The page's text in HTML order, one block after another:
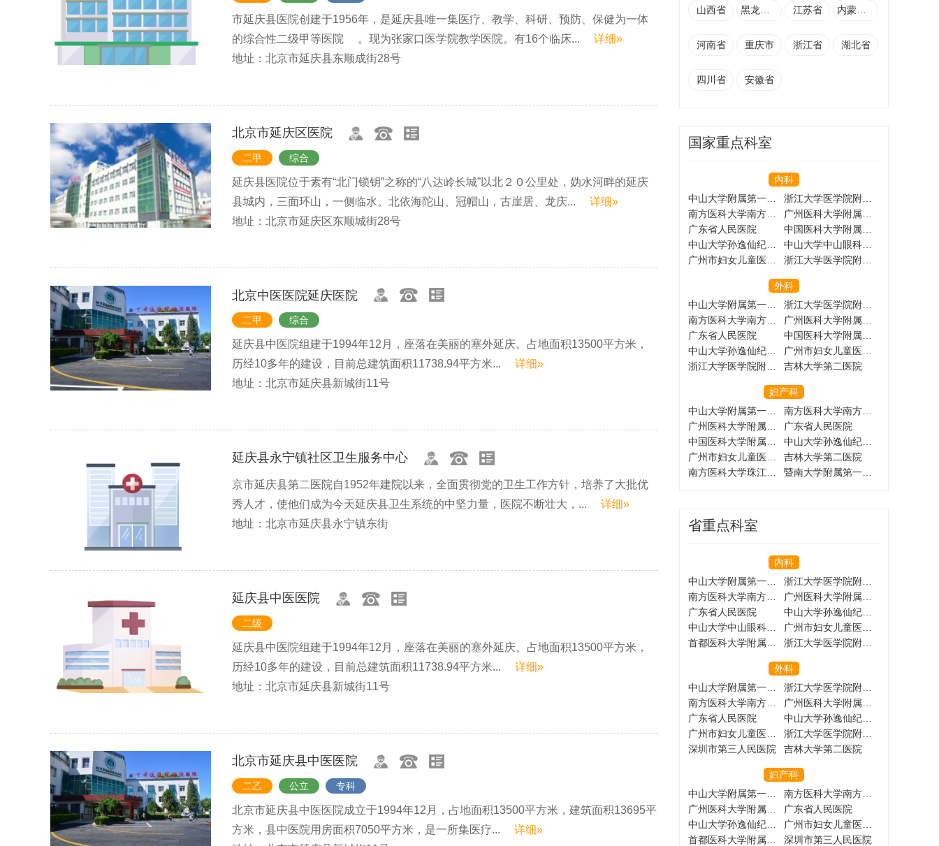
市延庆县医院创建于1956年，是延庆县唯一集医疗、教学、科研、预防、保健为一体
的综合性二级甲等医院 。现为张家口医学院教学医院。有16个临床... 详细»
地址：北京市延庆县东顺成街28号
北京市延庆区医院
二甲 综合
延庆县医院位于素有“北门锁钥”之称的“八达岭长城”以北２０公里处，妫水河畔的延庆
县城内，三面环山，一侧临水。北依海陀山、冠帽山，古崖居、龙庆... 详细»
地址：北京市延庆区东顺城街28号
北京中医医院延庆医院
二甲 综合
延庆县中医院组建于1994年12月，座落在美丽的塞外延庆。占地面积13500平方米，
历经10多年的建设，目前总建筑面积11738.94平方米... 详细»
地址：北京市延庆县新城街11号
延庆县永宁镇社区卫生服务中心
京市延庆县第二医院自1952年建院以来，全面贯彻党的卫生工作方针，培养了大批优
秀人才，使他们成为今天延庆县卫生系统的中坚力量，医院不断壮大，... 详细»
地址：北京市延庆县永宁镇东街
延庆县中医医院
二级
延庆县中医院组建于1994年12月，座落在美丽的塞外延庆。占地面积13500平方米，
历经10多年的建设，目前总建筑面积11738.94平方米... 详细»
地址：北京市延庆县新城街11号
北京市延庆县中医医院
二乙 公立 专科
北京市延庆县中医医院成立于1994年12月，占地面积13500平方米，建筑面积13695平
方米，县中医院用房面积7050平方米，是一所集医疗... 详细»
山西省 江苏省
河南省 重庆市 浙江省 湖北省
四川省 安徽省
国家重点科室
内科
广东省人民医院
外科
广东省人民医院
吉林大学第二医院
妇产科
广东省人民医院
吉林大学第二医院
省重点科室
内科
广东省人民医院
外科
广东省人民医院
深圳市第三人民医院
吉林大学第二医院
妇产科
广东省人民医院
深圳市第三人民医院